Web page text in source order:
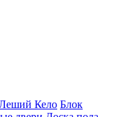
Кело Блок